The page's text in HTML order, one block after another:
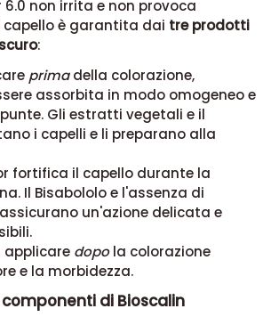
non irrita e non provoca
capello è garantita dai tre prodotti
:
primadella colorazione,
assorbita in modo omogeneo e
Gli estratti vegetali e il
i capelli e li preparano alla
fortifica il capello durante la
Il Bisabololo e l'assenza di
un'azione delicata e
dopola colorazione
e la morbidezza.
di Bioscalin